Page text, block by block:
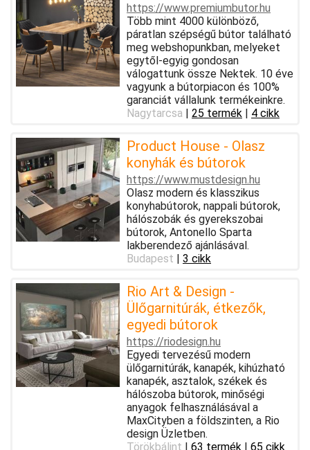
https://www.premiumbutor.hu
Több mint 4000 különböző,
páratlan szépségű bútor található
meg webshopunkban, melyeket
egytől-egyig gondosan
válogattunk össze Nektek. 10 éve
vagyunk a bútorpiacon és 100%
garanciát vállalunk termékeinkre.
Nagytarcsa | 25 termék | 4 cikk
Product House - Olasz
konyhák és bútorok
https://www.mustdesign.hu
Olasz modern és klasszikus
konyhabútorok, nappali bútorok,
hálószobák és gyerekszobai
bútorok, Antonello Sparta
lakberendező ajánlásával.
Budapest | 3 cikk
Rio Art & Design -
Ülőgarnitúrák, étkezők,
egyedi bútorok
https://riodesign.hu
Egyedi tervezésű modern
ülőgarnitúrák, kanapék, kihúzható
kanapék, asztalok, székek és
hálószoba bútorok, minőségi
anyagok felhasználásával a
MaxCityben a földszinten, a Rio
design Üzletben.
Törökbálint | 63 termék | 65 cikk